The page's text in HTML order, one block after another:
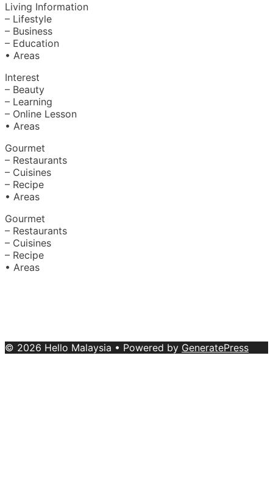
Living Information
– Lifestyle
– Business
– Education
• Areas
Interest
– Beauty
– Learning
– Online Lesson
• Areas
Gourmet
– Restaurants
– Cuisines
– Recipe
• Areas
Gourmet
– Restaurants
– Cuisines
– Recipe
• Areas
© 2026 Hello Malaysia • Powered by GeneratePress